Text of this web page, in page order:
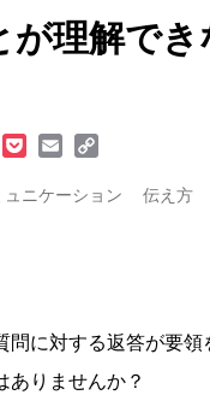
理解で
ュニケーション 伝え方
に対する返答が要
ありませんか？